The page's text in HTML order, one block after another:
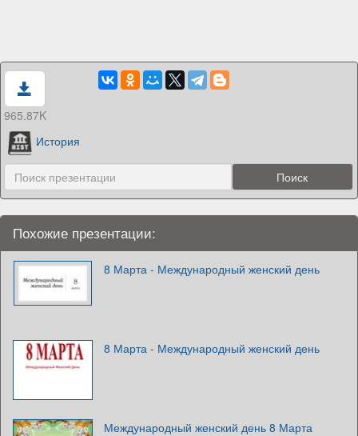
965.87K
История
Похожие презентации:
8 Марта - Международный женский день
8 Марта - Международный женский день
Международный женский день 8 Марта